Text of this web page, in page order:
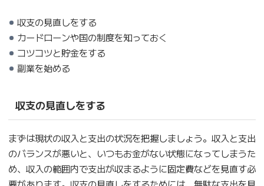
収支の見直しをする
カードローンや国の制度を知っておく
コツコツと貯金をする
副業を始める
収支の見直しをする
まずは現状の収入と支出の状況を把握しましょう。収入と支出
のバランスが悪いと、いつもお金がない状態になってしまうた
め、収入の範囲内で支出が収まるように固定費などを見直す必